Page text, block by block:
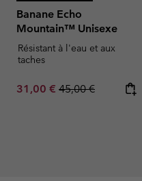
Banane Echo
Mountain™ Unisexe
Résistant à l'eau et aux
taches
Sale price:
31,00 € Regular price:
45,00 €